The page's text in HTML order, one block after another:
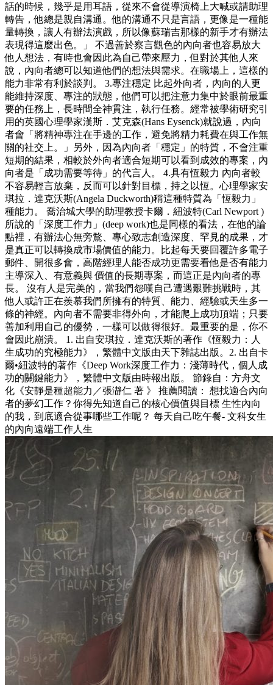
話的時候，幾乎是用耳語，從來不會從導演椅上大喊或請助理
轉告，他總是親自溝通。他的溝通不只是言語，更像是一種能
量轉換，讓人有辦法演戲，所以像蘇瑞吉那樣的新手才有辦法
表現得這麼出色。」 不過善於察言觀色的內向者也容易放大
他人想法，有時也會因此為自己帶來壓力，但對於其他人來
說，內向者總可以知道他們的想法與需求。在職場上，這樣的
能力非常有利於談判。 3.專注穩定 比起外向者，內向的人更
能維持深度、專注的狀態，他們可以把注意力集中於眼前最重
要的任務上，長時間全神貫注，執行任務。經常被學術研究引
用的英國心理學家漢斯．艾克森(Hans Eysenck)就說過，內向
者會「將精神專注在手邊的工作，避免將精力耗費在與工作無
關的社交上。」另外，因為內向者「穩定」的特質，不會注重
短期的結果，相較於外向者適合短期可以看到成效的專案，內
向者是「成功需要等待」的代言人。 4.具有恆毅力 內向者較
不容易輕言放棄，反而可以針對目標，持之以恆。心理學家安
琪拉．達克沃斯(Angela Duckworth)稱這種特質為「恆毅力」
種能力。 喬治城大學的助理教授卡爾．紐波特(Carl Newport )
所說的「深度工作力」(deep work)也是同樣的看法，在他的論
點裡，有辦法心無旁鶩、專心致志創造深度、罕見的成果，才
是真正可以轉換成市場價值的能力。比起每天要回覆許多電子
郵件、開很多會，高階經理人能否成功更需要看他是否有能力
主導深入、有意義與 價值的長期專案，而這正是內向者的專
長。 沒有人是完美的，當我們怨嘆自己遭遇艱難挑戰時，其
他人或許正在羨慕我們所擁有的特質、能力、經驗或天生多一
條的神經。內向者不需要非得外向，才能爬上成功頂端；只要
善加利用自己的優勢，一樣可以做得很好。最重要的是，你不
會因此崩潰。 1. 出自安琪拉．達克沃斯的著作《恆毅力：人
生成功的究極能力》，繁體中文版由天下雜誌出版。2. 出自卡
爾•紐波特的著作《Deep Work深度工作力：淺薄時代，個人成
功的關鍵能力》，繁體中文版由時報出版。 節錄自：方舟文
化《安靜是種超能力／張瀞仁 著 》 推薦閱讀： 想找適合內向
者的夢幻工作？你得先知道自己的核心價值與目標 生性內向
的我，到底適合從事哪些工作呢？ 每天自己吃午餐- 文科女生
的內向遠端工作人生